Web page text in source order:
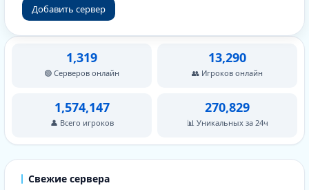
Добавить сервер
1,319
🟢 Серверов онлайн
13,290
👥 Игроков онлайн
1,574,147
👤 Всего игроков
270,829
📊 Уникальных за 24ч
Свежие сервера